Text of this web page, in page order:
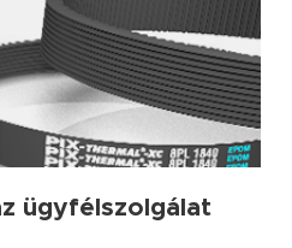
ügyfélszolgálat